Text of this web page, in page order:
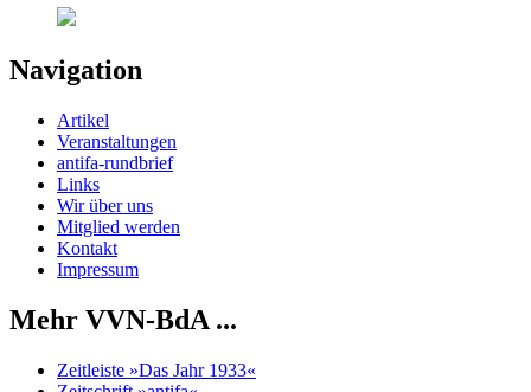
Navigation
Artikel
Veranstaltungen
antifa-rundbrief
Links
Wir über uns
Mitglied werden
Kontakt
Impressum
Mehr VVN-BdA ...
Zeitleiste »Das Jahr 1933«